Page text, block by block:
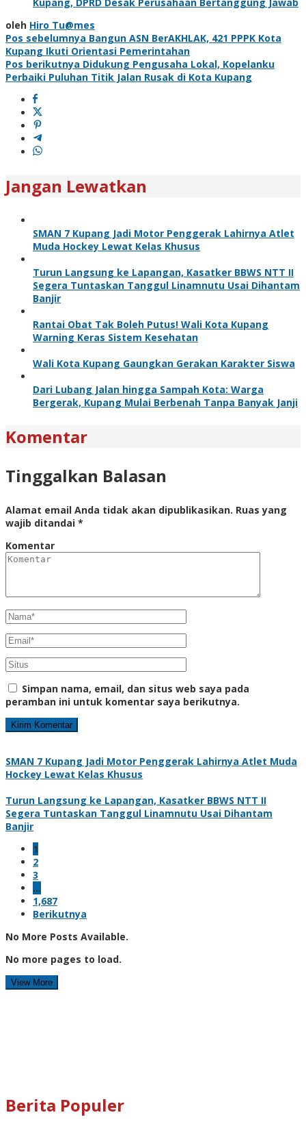
oleh Hiro Tu@mes
Navigasi
pos
Pos sebelumnya Bangun ASN BerAKHLAK, 421 PPPK Kota
Kupang Ikuti Orientasi Pemerintahan
Pos berikutnya Didukung Pengusaha Lokal, Kopelanku
Perbaiki Puluhan Titik Jalan Rusak di Kota Kupang
Jangan Lewatkan
SMAN 7 Kupang Jadi Motor Penggerak Lahirnya Atlet
Muda Hockey Lewat Kelas Khusus
Turun Langsung ke Lapangan, Kasatker BBWS NTT II
Segera Tuntaskan Tanggul Linamnutu Usai Dihantam
Banjir
Rantai Obat Tak Boleh Putus! Wali Kota Kupang
Warning Keras Sistem Kesehatan
Wali Kota Kupang Gaungkan Gerakan Karakter Siswa
Dari Lubang Jalan hingga Sampah Kota: Warga
Bergerak, Kupang Mulai Berbenah Tanpa Banyak Janji
Komentar
Tinggalkan Balasan
Alamat email Anda tidak akan dipublikasikan. Ruas yang
wajib ditandai *
Komentar
Simpan nama, email, dan situs web saya pada
peramban ini untuk komentar saya berikutnya.
SMAN 7 Kupang Jadi Motor Penggerak Lahirnya Atlet Muda
Hockey Lewat Kelas Khusus
Turun Langsung ke Lapangan, Kasatker BBWS NTT II
Segera Tuntaskan Tanggul Linamnutu Usai Dihantam
Banjir
1
2
3
…
1,687
Berikutnya
No More Posts Available.
No more pages to load.
View More
Berita Populer